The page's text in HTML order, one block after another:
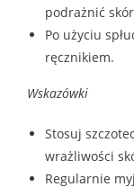
podrażnić
Po użyciu
ręcznikiem.
Wskazówki
Stosuj
wrażliwości
Regularnie